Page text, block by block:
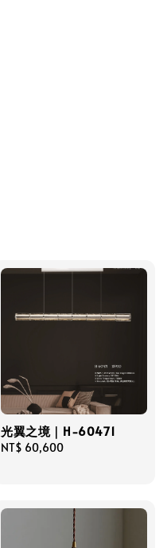
光翼之境｜H-60471
Regular
NT$ 60,600